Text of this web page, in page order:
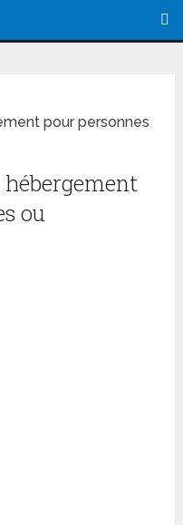
pour personnes
hébergement
ou